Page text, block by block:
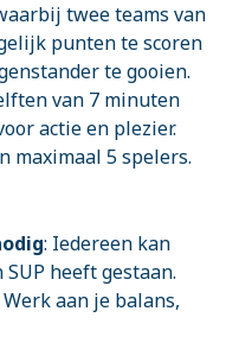
twee teams van
punten te scoren
te gooien.
van 7 minuten
actie en plezier.
maximaal 5 spelers.
: Iedereen kan
heeft gestaan.
Werk aan je balans,